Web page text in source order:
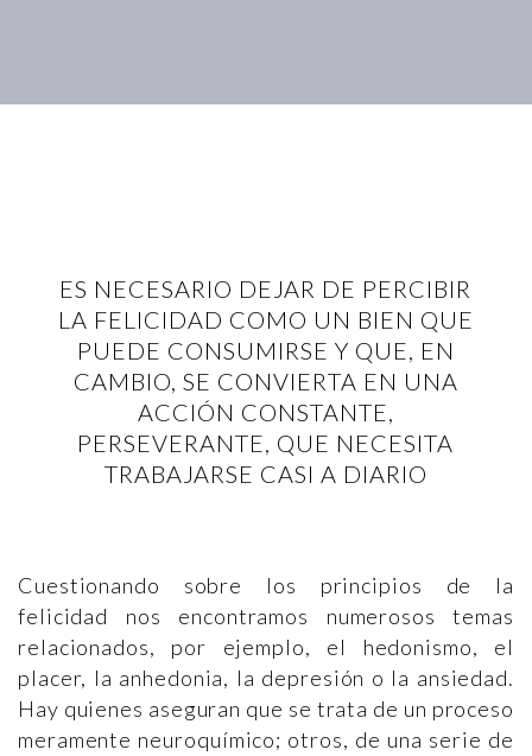
ES NECESARIO DEJAR DE PERCIBIR
LA FELICIDAD COMO UN BIEN QUE
PUEDE CONSUMIRSE Y QUE, EN
CAMBIO, SE CONVIERTA EN UNA
ACCIÓN CONSTANTE,
PERSEVERANTE, QUE NECESITA
TRABAJARSE CASI A DIARIO
Cuestionando sobre los principios de la
felicidad nos encontramos numerosos temas
relacionados, por ejemplo, el hedonismo, el
placer, la anhedonia, la depresión o la ansiedad.
Hay quienes aseguran que se trata de un proceso
meramente neuroquímico; otros, de una serie de